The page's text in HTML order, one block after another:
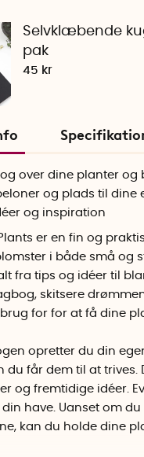
Selvklæbende
pak
45 kr
over dine planter og
og plads til dine
og inspiration
er en fin og
i både små og
fra tips og idéer til
skitsere
for for at få dine
opretter du din
du får dem til at trives.
og fremtidige idéer.
have. Uanset om du
kan du holde dine